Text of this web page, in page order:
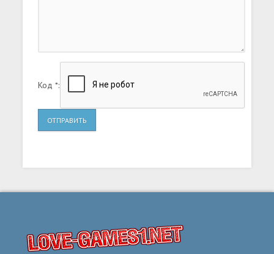
Код *:
ОТПРАВИТЬ